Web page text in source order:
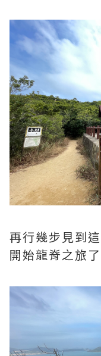
再行幾步見到
開始龍脊之旅了